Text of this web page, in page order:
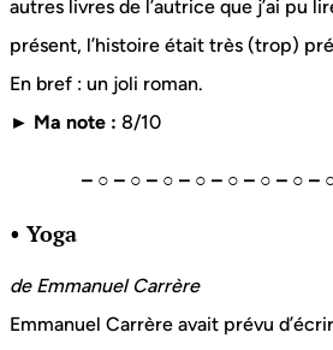
autres livres de l’autrice que j’ai pu
présent, l’histoire était très (trop)
En bref : un joli roman.
► Ma note : 8/10
– ○ – ○ – ○ – ○ – ○ – ○ – ○ –
• Yoga
de Emmanuel Carrère
Emmanuel Carrère avait prévu